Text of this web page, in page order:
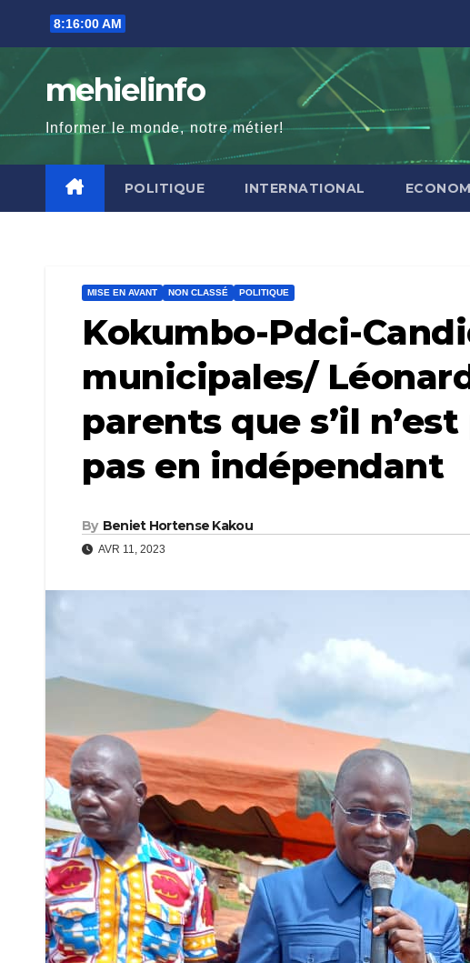
content
8:16:02 AM
mehielinfo
Informer le monde, notre métier!
POLITIQUE INTERNATIONAL
MISE EN AVANT NON CLASSÉ POLITIQUE
Kokumbo-Pdci-
municipales/
parents que s’il
pas en indépendant
By Beniet Hortense Kakou
AVR 11, 2023